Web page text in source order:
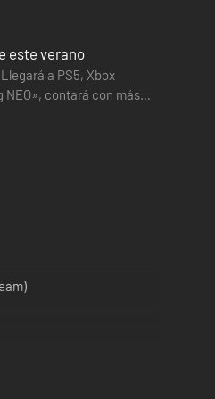
este verano
a PS5, Xbox
contará con más